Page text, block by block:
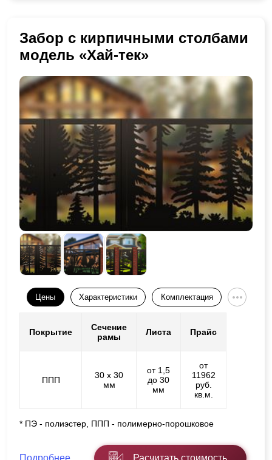
Забор с кирпичными столбами
модель «Хай-тек»
Цены Характеристики Комплектация
Покрытие
Сечение
рамы
Листа Прайс
ППП
30 х 30
мм
от 1,5
до 30
мм
от
11962
руб.
кв.м.
* ПЭ - полиэстер, ППП - полимерно-порошковое